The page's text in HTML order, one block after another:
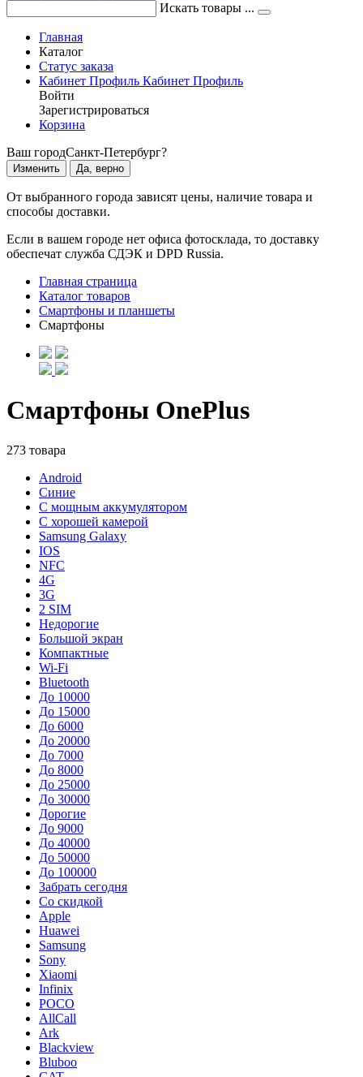
Искать товары ...
Главная
Каталог
Статус заказа
Кабинет Профиль Кабинет Профиль
Войти
Зарегистрироваться
Корзина
Ваш городСанкт-Петербург?
Изменить Да, верно
От выбранного города зависят цены, наличие товара и
способы доставки.
Если в вашем городе нет офиса фотосклада, то доставку
обеспечат служба СДЭК и DPD Russia.
Главная страница
Каталог товаров
Смартфоны и планшеты
Смартфоны
Смартфоны OnePlus
273 товара
Android
Синие
С мощным аккумулятором
С хорошей камерой
Samsung Galaxy
IOS
NFC
4G
3G
2 SIM
Недорогие
Большой экран
Компактные
Wi-Fi
Bluetooth
До 10000
До 15000
До 6000
До 20000
До 7000
До 8000
До 25000
До 30000
Дорогие
До 9000
До 40000
До 50000
До 100000
Забрать сегодня
Со скидкой
Apple
Huawei
Samsung
Sony
Xiaomi
Infinix
POCO
AllCall
Ark
Blackview
Bluboo